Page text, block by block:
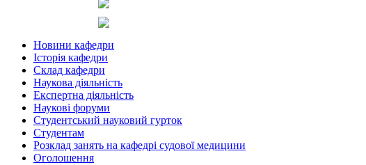
Новини кафедри
Історія кафедри
Склад кафедри
Наукова діяльність
Експертна діяльність
Наукові форуми
Студентський науковий гурток
Студентам
Розклад занять на кафедрі судової медицини
Оголошення